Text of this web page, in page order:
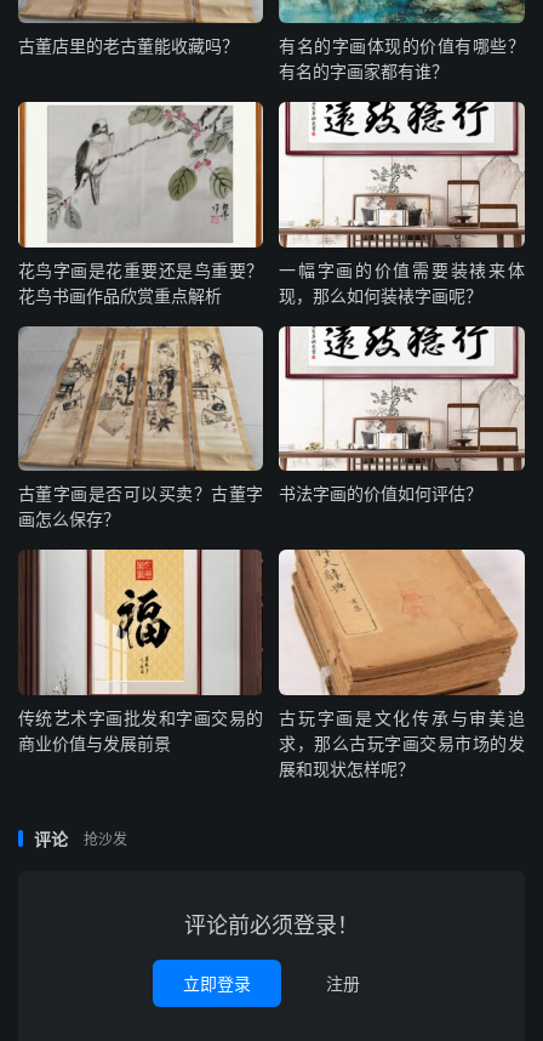
古董店里的老古董能收藏吗？
有名的字画体现的价值有哪些？
有名的字画家都有谁？
花鸟字画是花重要还是鸟重要？
花鸟书画作品欣赏重点解析
一幅字画的价值需要装裱来体
现，那么如何装裱字画呢？
古董字画是否可以买卖？古董字
画怎么保存？
书法字画的价值如何评估？
传统艺术字画批发和字画交易的
商业价值与发展前景
古玩字画是文化传承与审美追
求，那么古玩字画交易市场的发
展和现状怎样呢？
评论 抢沙发
评论前必须登录！
立即登录 注册